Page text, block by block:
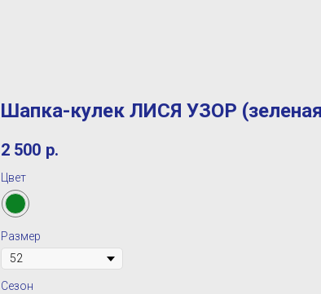
Шапка-кулек ЛИСЯ УЗОР
2 500 р.
Цвет
Размер
Сезон